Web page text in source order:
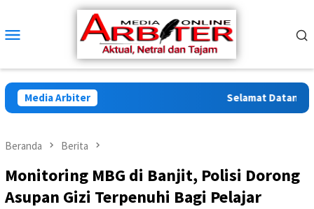
konten
Mobile
Media Arbiter Selamat Datang di
Beranda Berita
Monitoring MBG di Banjit, Polisi Dorong
Asupan Gizi Terpenuhi Bagi Pelajar